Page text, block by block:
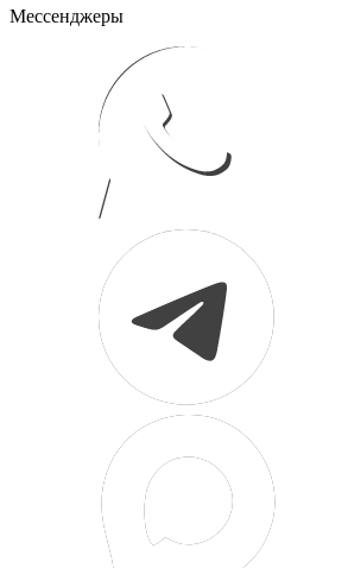
Мессенджеры